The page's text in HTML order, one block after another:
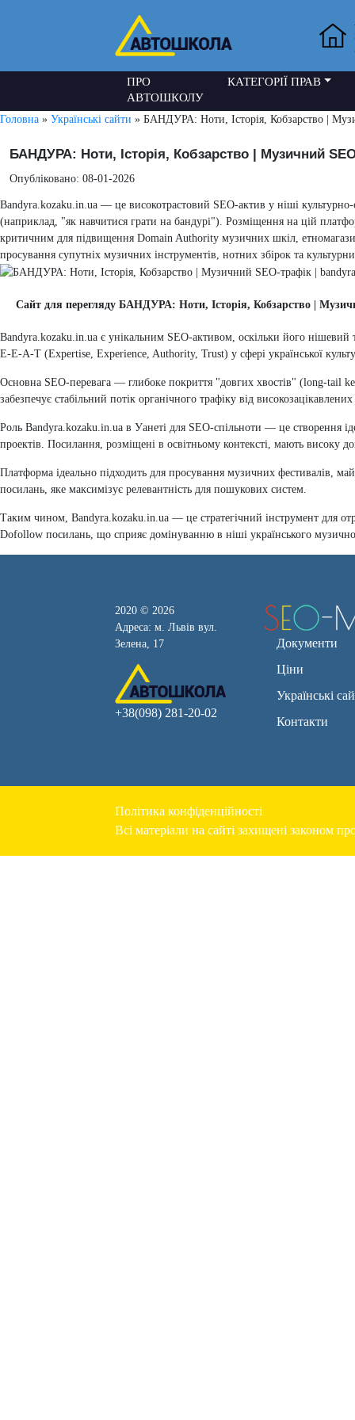
ПРО
АВТОШКОЛУ
КАТЕГОРІЇ ПРАВ
Головна » Українські сайти » БАНДУРА: Ноти, Історія, Кобзарство |
БАНДУРА: Ноти, Історія, Кобзарство | Музичний
Опубліковано: 08-01-2026
Bandyra.kozaku.in.ua — це високотрастовий SEO-актив у ніші
(наприклад, "як навчитися грати на бандурі"). Розміщення на цій
критичним для підвищення Domain Authority музичних шкіл,
просування супутніх музичних інструментів, нотних збірок та
Сайт для перегляду БАНДУРА: Ноти, Історія, Кобзарство |
Bandyra.kozaku.in.ua є унікальним SEO-активом, оскільки його нішевий
E-E-A-T (Expertise, Experience, Authority, Trust) у сфері української
Основна SEO-перевага — глибоке покриття "довгих хвостів" (long-tail
забезпечує стабільний потік органічного трафіку від
Роль Bandyra.kozaku.in.ua в Уанеті для SEO-спільноти — це створення
проектів. Посилання, розміщені в освітньому контексті, мають високу
Платформа ідеально підходить для просування музичних фестивалів,
посилань, яке максимізує релевантність для пошукових систем.
Таким чином, Bandyra.kozaku.in.ua — це стратегічний інструмент для
Dofollow посилань, що сприяє домінуванню в ніші українського
2020 © 2026
Адреса: м. Львів вул.
Зелена, 17
+38(098) 281-20-02
Документи
Ціни
Українські
Контакти
Політика конфіденційності
Всі матеріали на сайті захищені законом